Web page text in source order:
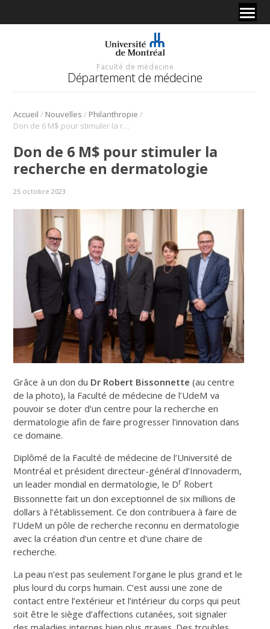
Faculté de médecine
Département de médecine
Accueil / Nouvelles / Philanthropie /
Don de 6 M$ pour stimuler la recherche en dermatologie
Don de 6 M$ pour stimuler la
recherche en dermatologie
25 octobre 2023
Grâce à un don du Dr Robert Bissonnette(au centre
de la photo), la Faculté de médecine de l’UdeM va
pouvoir se doter d’un centre pour la recherche en
dermatologie afin de faire progresser l’innovation dans
ce domaine.
Diplômé de la Faculté de médecine de l’Université de
Montréal et président directeur-général d’Innovaderm,
un leader mondial en dermatologie, le Dr Robert
Bissonnette fait un don exceptionnel de six millions de
dollars à l’établissement. Ce don contribuera à faire de
l’UdeM un pôle de recherche reconnu en dermatologie
avec la création d’un centre et d’une chaire de
recherche.
La peau n’est pas seulement l’organe le plus grand et le
plus lourd du corps humain. C’est aussi une zone de
contact entre l’extérieur et l’intérieur du corps qui peut
soit être le siège d’affections cutanées, soit signaler